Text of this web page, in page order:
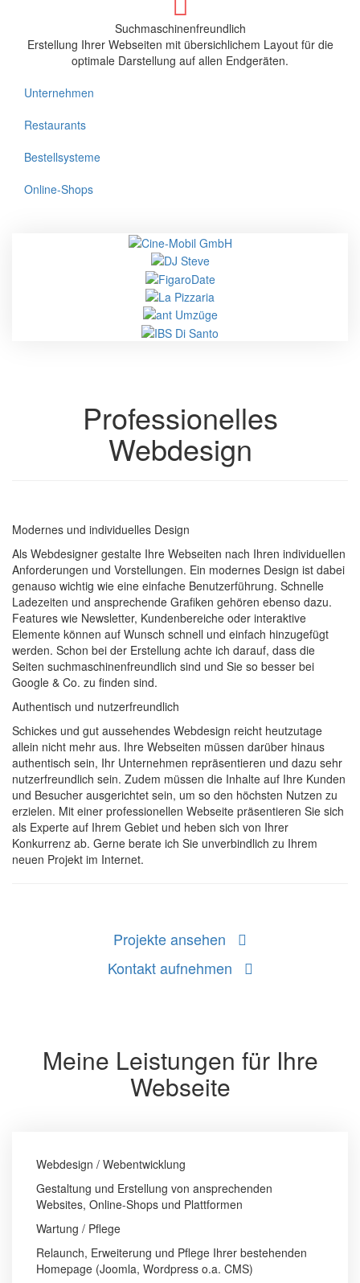
Suchmaschinenfreundlich
Erstellung Ihrer Webseiten mit übersichlichem Layout für die
optimale Darstellung auf allen Endgeräten.
Unternehmen
Restaurants
Bestellsysteme
Online-Shops
Professionelles
Webdesign
Modernes und individuelles Design
Als Webdesigner gestalte Ihre Webseiten nach Ihren individuellen
Anforderungen und Vorstellungen. Ein modernes Design ist dabei
genauso wichtig wie eine einfache Benutzerführung. Schnelle
Ladezeiten und ansprechende Grafiken gehören ebenso dazu.
Features wie Newsletter, Kundenbereiche oder interaktive
Elemente können auf Wunsch schnell und einfach hinzugefügt
werden. Schon bei der Erstellung achte ich darauf, dass die
Seiten suchmaschinen­­freundlich sind und Sie so besser bei
Google & Co. zu finden sind.
Authentisch und nutzerfreundlich
Schickes und gut aussehendes Webdesign reicht heutzutage
allein nicht mehr aus. Ihre Webseiten müssen darüber hinaus
authentisch sein, Ihr Unternehmen repräsentieren und dazu sehr
nutzer­freundlich sein. Zudem müssen die Inhalte auf Ihre Kunden
und Besucher ausgerichtet sein, um so den höchsten Nutzen zu
erzielen. Mit einer professionellen Webseite präsentieren Sie sich
als Experte auf Ihrem Gebiet und heben sich von Ihrer
Konkurrenz ab. Gerne berate ich Sie unverbindlich zu Ihrem
neuen Projekt im Internet.
Projekte ansehen
Kontakt aufnehmen
Meine Leistungen für Ihre
Webseite
Webdesign / Webentwicklung
Gestaltung und Erstellung von ansprechenden
Websites, Online-Shops und Plattformen
Wartung / Pflege
Relaunch, Erweiterung und Pflege Ihrer bestehenden
Homepage (Joomla, Wordpress o.a. CMS)